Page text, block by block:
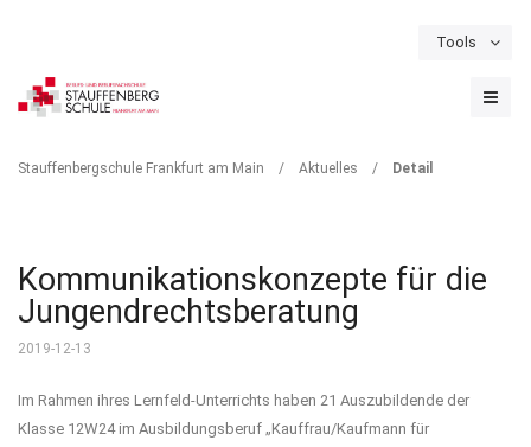
Tools
Schulportal Termine
Stauffenbergschule Frankfurt am Main / Aktuelles / Detail
Kommunikationskonzepte für die
Jungendrechtsberatung
2019-12-13
Im Rahmen ihres Lernfeld-Unterrichts haben 21 Auszubildende der
Klasse 12W24 im Ausbildungsberuf „Kauffrau/Kaufmann für